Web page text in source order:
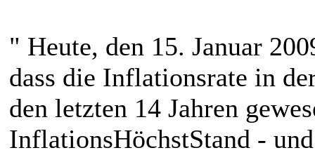
" Heute, den 15. Januar
dass die Inflationsrate in
den letzten 14 Jahren
InflationsHöchstStand -